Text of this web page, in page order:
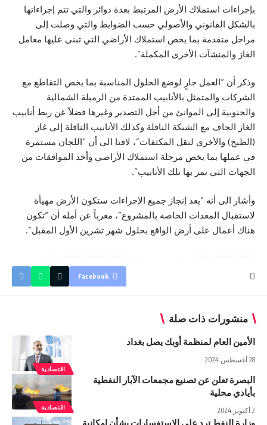
بإجراءات استملاك الأرض المرتبط بعدة دوائر والتي تتم إجراءاتها
بالشكل القانوني والأصولي حسب الضوابط والتي وصلت إلى
مراحل متقدمة بما يخص استملاك الأراضي التي تبنى عليها معامل
الغاز والمنشآت الأخرى المكملة”.
وذكر أن “العمل جارٍ لوضع الحلول المناسبة بما يخص التقاطع مع
الشركات والمتمثل بالأنابيب الممتدة من الرميلة الشمالية
والجنوبية إلى الموانئ من أجل التصدير وغيرها فضلاً عن ربط أنابيب
الغاز الجاف مع الشبكة الناقلة وكذلك الأنابيب الناقلة إلى غاز
(الطبخ) والأخرى لنقل المكثفات”، لافتا الى أن “اللجان مستمرة
في عملها بما يخص مرحلة استملاك الأراضي وأخذ الموافقات من
الجهات التي تمر بها تلك الأنابيب”.
وأشار الى أنه “بعد إنجاز جميع الإجراءات ستكون الأرض مهيأة
لاستقبال المعدات الخاصة بالمشروع”، معرباً عن أمله أن “تكون
هناك أعمال على أرض الواقع بحلول شهر تشرين الأول المقبل”.
Facebook
منشورات ذات صلة
اقتصادية
الأمين العام لمنظمة أوبك يصل بغداد
28 أغسطس 2024
اقتصادية
البصرة تعلن عن تصنيع مجمعات الآبار النفطية
بأيادي محلية
2 أكتوبر 2024
وزارة النفط ترد على الاستفسارات بشأن إمكانية